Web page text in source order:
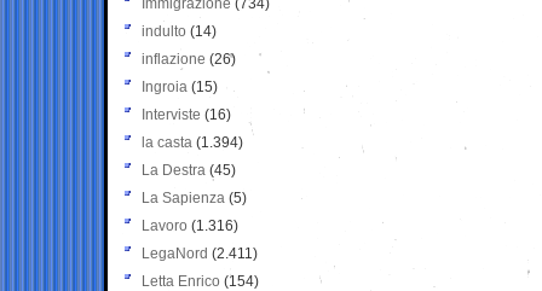
Immigrazione (734)
indulto (14)
inflazione (26)
Ingroia (15)
Interviste (16)
la casta (1.394)
La Destra (45)
La Sapienza (5)
Lavoro (1.316)
LegaNord (2.411)
Letta Enrico (154)